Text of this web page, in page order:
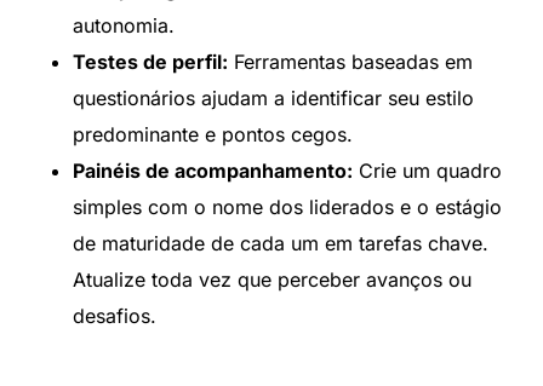
autonomia.
Testes de perfil: Ferramentas baseadas em
questionários ajudam a identificar seu estilo
predominante e pontos cegos.
Painéis de acompanhamento: Crie um quadro
simples com o nome dos liderados e o estágio
de maturidade de cada um em tarefas chave.
Atualize toda vez que perceber avanços ou
desafios.